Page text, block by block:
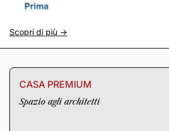
Scopri di più ->
CASA PREMIUM
Spazio agli architetti